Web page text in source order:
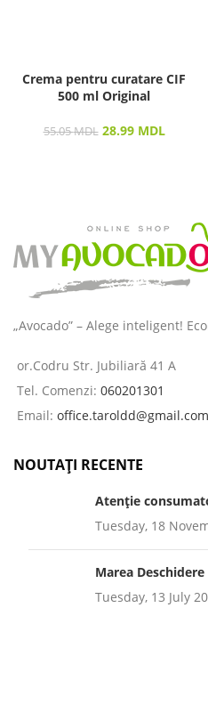
Crema pentru curatare CIF
500 ml Original
55.05MDL 28.99 MDL
„Avocado” – Alege inteligent!
or.Codru Str. Jubiliară 41 A
Tel. Comenzi: 060201301
Email: office.taroldd@gmail.com
NOUTAȚI RECENTE
Atenție
Tuesday, 18
Marea Deschidere
Tuesday, 13 July